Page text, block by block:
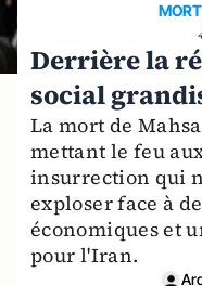
Derrière la
social
La mort de
mettant le feu
insurrection qui
exploser face à
économiques et
pour l'Iran.